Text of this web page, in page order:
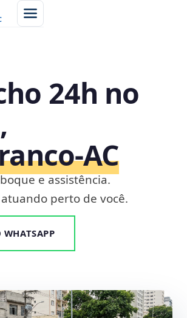
24h no
e assistência.
perto de você.
WHATSAPP